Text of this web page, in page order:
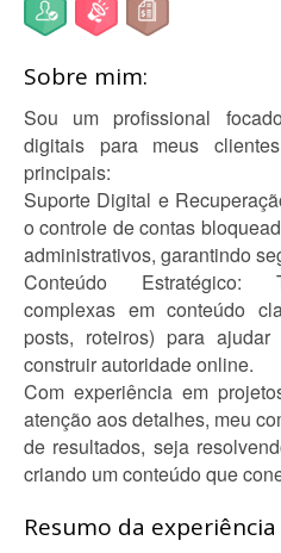
Sobre mim:
Sou um profissional
digitais para meus
principais:
Suporte Digital e
o controle de contas
administrativos, garantindo
Conteúdo Estratégico:
complexas em conteúdo
posts, roteiros) para
construir autoridade online.
Com experiência em
atenção aos detalhes, meu
de resultados, seja
criando um conteúdo que
Resumo da